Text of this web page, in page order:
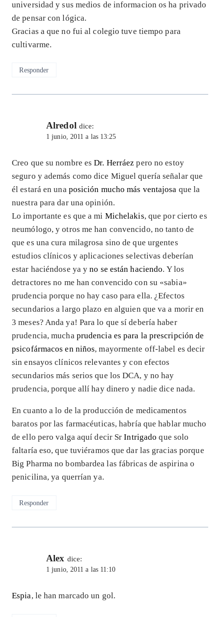
universidad y sus medios de informacion os ha privado
de pensar con lógica.
Gracias a que no fui al colegio tuve tiempo para
cultivarme.
Responder
Alredol dice:
1 junio, 2011 a las 13:25
Creo que su nombre esDr. Herráezpero no estoy
seguro y además como dice Miguel quería señalar que
él estará en una posición mucho más ventajosa que la
nuestra para dar una opinión.
Lo importante es que a mi Michelakis, que por cierto es
neumólogo, y otros me han convencido, no tanto de
que es una cura milagrosa sino de que urgentes
estudios clínicos y aplicaciones selectivas deberían
estar haciéndose ya yno se están haciendo. Y los
detractores no me han convencido con su «sabia»
prudencia porque no hay caso para ella. ¿Efectos
secundarios a largo plazo en alguien que va a morir en
3 meses? Anda ya! Para lo que sí debería haber
prudencia, mucha prudencia es para la prescripción de
psicofármacos en niños, mayormente off-label es decir
sin ensayos clínicos relevantes y con efectos
secundarios más serios que los DCA, y no hay
prudencia, porque allí hay dinero y nadie dice nada.
En cuanto a lo de la producción de medicamentos
baratos por las farmacéuticas, habría que hablar mucho
de ello pero valga aquí decir SrIntrigadoque solo
faltaría eso, que tuviéramos que dar las gracias porque
Big Pharma no bombardea las fábricas de aspirina o
penicilina, ya querrían ya.
Responder
Alex dice:
1 junio, 2011 a las 11:10
Espia, le han marcado un gol.